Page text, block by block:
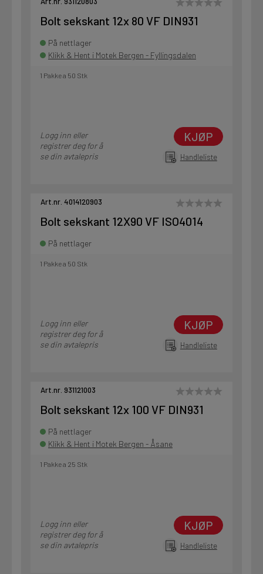
Bolt sekskant 12x 80 VF DIN931
På nettlager
Klikk & Hent i Motek Bergen - Fyllingsdalen
1 Pakke a 50 Stk
Logg inn eller
registrer deg for å
se din avtalepris
KJØP
Handleliste
Art.nr. 4014120903
Bolt sekskant 12X90 VF ISO4014
På nettlager
1 Pakke a 50 Stk
Logg inn eller
registrer deg for å
se din avtalepris
KJØP
Handleliste
Art.nr. 931121003
Bolt sekskant 12x 100 VF DIN931
På nettlager
Klikk & Hent i Motek Bergen - Åsane
1 Pakke a 25 Stk
Logg inn eller
registrer deg for å
se din avtalepris
KJØP
Handleliste